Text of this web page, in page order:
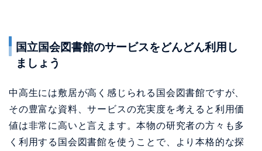
国立国会図書館のサービスをどんどん利用し
ましょう
中高生には敷居が高く感じられる国会図書館ですが、
その豊富な資料、サービスの充実度を考えると利用価
値は非常に高いと言えます。本物の研究者の方々も多
く利用する国会図書館を使うことで、より本格的な探